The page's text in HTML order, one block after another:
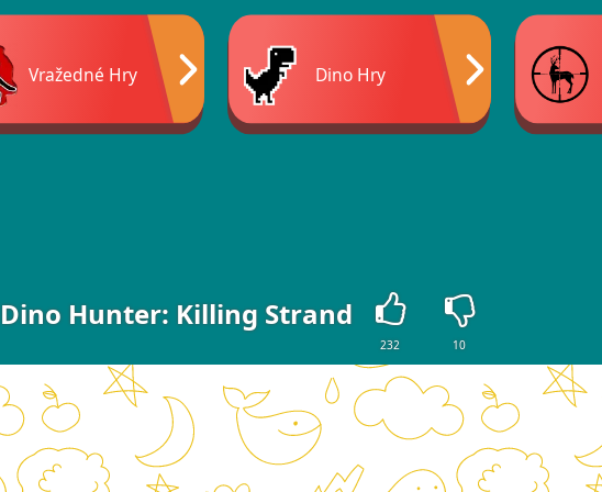
Vražedné Hry Dino Hry
Dino Hunter: Killing Strand
232 10